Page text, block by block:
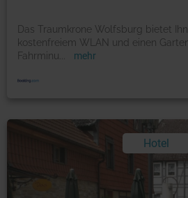
Das Traumkrone Wolfsburg bietet
kostenfreiem WLAN und einen
Fahrminu
mehr
Hotel